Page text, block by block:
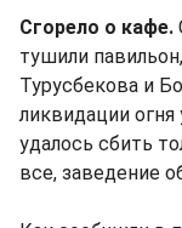
Сгорело о кафе.
тушили
Турусбекова и
ликвидации огня
удалось сбить
все, заведение